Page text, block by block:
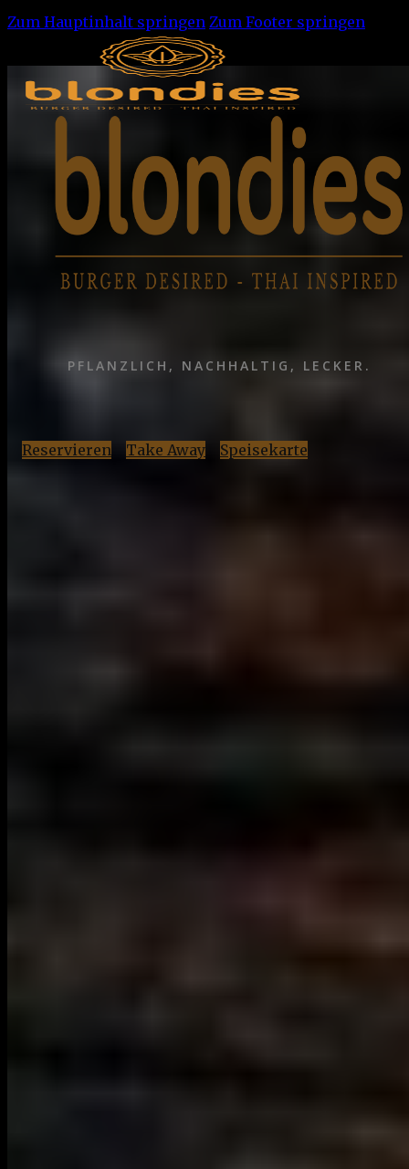
Zum Hauptinhalt springen Zum Footer springen
PFLANZLICH, NACHHALTIG, LECKER.
Reservieren Take Away Speisekarte